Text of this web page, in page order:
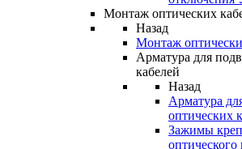
Монтаж оптических
Назад
Монтаж
Арматура для
кабелей
Назад
Арматура
оптических
Зажимы
оптического